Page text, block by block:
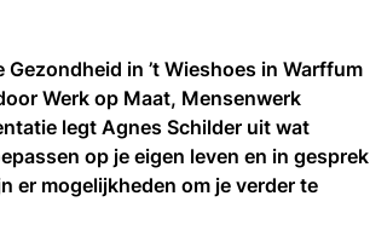
in ’t Wieshoes in Warffum
Werk op Maat, Mensenwerk
legt Agnes Schilder uit wat
op je eigen leven en in gesprek
er mogelijkheden om je verder te